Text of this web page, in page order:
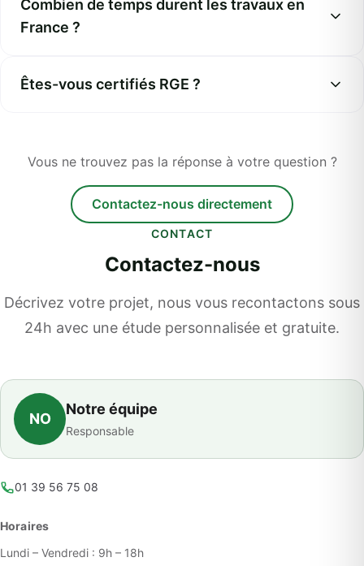
Combien de temps durent les travaux en
France ?
Êtes-vous certifiés RGE ?
Vous ne trouvez pas la réponse à votre question ?
Contactez-nous directement
CONTACT
Contactez-nous
Décrivez votre projet, nous vous recontactons sous
24h avec une étude personnalisée et gratuite.
NO
Notre équipe
Responsable
01 39 56 75 08
Horaires
Lundi – Vendredi : 9h – 18h